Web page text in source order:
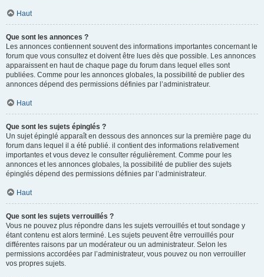
Haut
Que sont les annonces ?
Les annonces contiennent souvent des informations importantes concernant le
forum que vous consultez et doivent être lues dès que possible. Les annonces
apparaissent en haut de chaque page du forum dans lequel elles sont
publiées. Comme pour les annonces globales, la possibilité de publier des
annonces dépend des permissions définies par l’administrateur.
Haut
Que sont les sujets épinglés ?
Un sujet épinglé apparaît en dessous des annonces sur la première page du
forum dans lequel il a été publié. il contient des informations relativement
importantes et vous devez le consulter régulièrement. Comme pour les
annonces et les annonces globales, la possibilité de publier des sujets
épinglés dépend des permissions définies par l’administrateur.
Haut
Que sont les sujets verrouillés ?
Vous ne pouvez plus répondre dans les sujets verrouillés et tout sondage y
étant contenu est alors terminé. Les sujets peuvent être verrouillés pour
différentes raisons par un modérateur ou un administrateur. Selon les
permissions accordées par l’administrateur, vous pouvez ou non verrouiller
vos propres sujets.